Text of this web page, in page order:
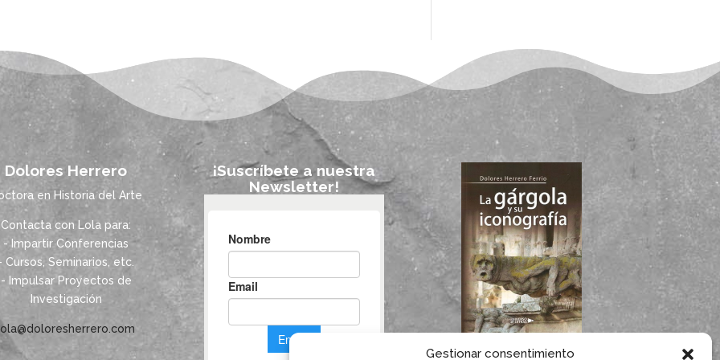
Gestionar consentimiento
Dolores Herrero
en Historia del Arte
Contacta con Lola para:
- Impartir Conferencias
Cursos, Seminarios, etc.
- Impulsar Proyectos de
Investigación
¡Suscríbete a nuestra
Newsletter!
Si te gustan las